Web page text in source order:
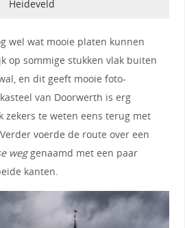
Heideveld
wel wat mooie platen kunnen
op sommige stukken vlak buiten
en dit geeft mooie foto-
van Doorwerth is erg
zekers te weten eens terug met
voerde de route over een
weggenaamd met een paar
kanten.